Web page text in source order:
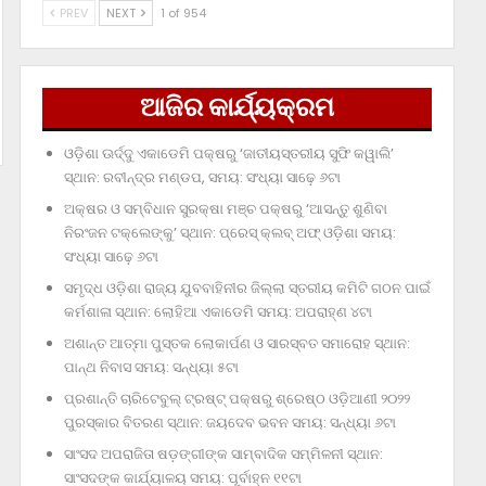
PREV NEXT 1 of 954
ଆଜିର କାର୍ଯ୍ୟକ୍ରମ
ଓଡ଼ିଶା ଊର୍ଦ୍ଦୁ ଏକାଡେମି ପକ୍ଷରୁ ‘ଜାତୀୟସ୍ତରୀୟ ସୁଫି କୱାଲି’
ସ୍ଥାନ: ରବୀନ୍ଦ୍ର ମଣ୍ଡପ, ସମୟ: ସଂଧ୍ୟା ସାଢ଼େ ୬ଟା
ଅକ୍ଷର ଓ ସମ୍ବିଧାନ ସୁରକ୍ଷା ମଞ୍ଚ ପକ୍ଷରୁ ‘ଆସନ୍ତୁ ଶୁଣିବା
ନିରଂଜନ ଟକ୍‌ଲେଙ୍କୁ’ ସ୍ଥାନ: ପ୍ରେସ୍‌ କ୍ଲବ୍‌ ଅଫ୍‌ ଓଡ଼ିଶା ସମୟ:
ସଂଧ୍ୟା ସାଢ଼େ ୬ଟା
ସମୃଦ୍ଧ ଓଡ଼ିଶା ରାଜ୍ୟ ଯୁବବାହିନୀର ଜିଲ୍ଲା ସ୍ତରୀୟ କମିଟି ଗଠନ ପାଇଁ
କର୍ମଶାଳା ସ୍ଥାନ: ଲୋହିଆ ଏକାଡେମି ସମୟ: ଅପରାହ୍‌ଣ ୪ଟା
ଅଶାନ୍ତ ଆତ୍ମା ପୁସ୍ତକ ଲୋକାର୍ପଣ ଓ ସାରସ୍ବତ ସମାରୋହ ସ୍ଥାନ:
ପାନ୍ଥ ନିବାସ ସମୟ: ସନ୍ଧ୍ୟା ୫ଟା
ପ୍ରଶାନ୍ତି ଚାରିଟେବୁଲ୍‌ ଟ୍ରଷ୍ଟ୍‌ ପକ୍ଷରୁ ଶ୍ରେଷ୍ଠ ଓଡ଼ିଆଣୀ ୨୦୨୨
ପୁରସ୍କାର ବିତରଣ ସ୍ଥାନ: ଜୟଦେବ ଭବନ ସମୟ: ସନ୍ଧ୍ୟା ୬ଟା
ସାଂସଦ ଅପରାଜିତା ଷଡ଼ଙ୍ଗୀଙ୍କ ସାମ୍ବାଦିକ ସମ୍ମିଳନୀ ସ୍ଥାନ:
ସାଂସଦଙ୍କ କାର୍ଯ୍ୟାଳୟ ସମୟ: ପୂର୍ବାହ୍ନ ୧୧ଟା